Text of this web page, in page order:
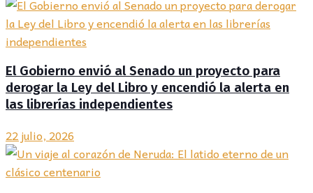
El Gobierno envió al Senado un proyecto para
derogar la Ley del Libro y encendió la alerta en
las librerías independientes
22 julio, 2026